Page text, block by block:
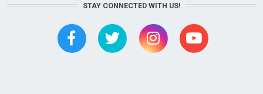
STAY CONNECTED WITH US!